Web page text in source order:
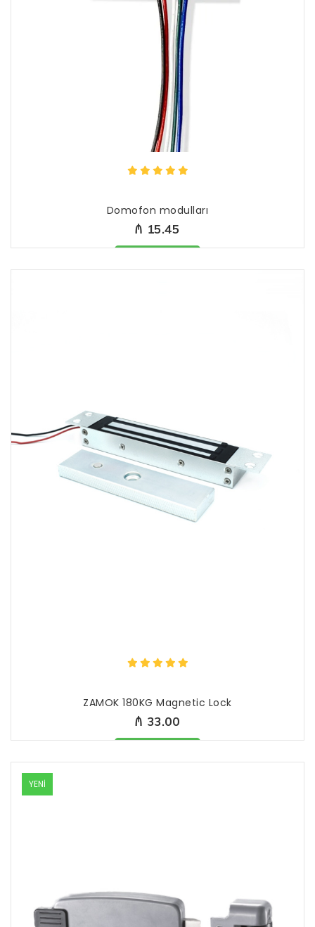
Domofon modulları
₼ 15.45
Məhsul mövcüddur
ZAMOK 180KG Magnetic Lock
₼ 33.00
Məhsul mövcüddur
YENİ